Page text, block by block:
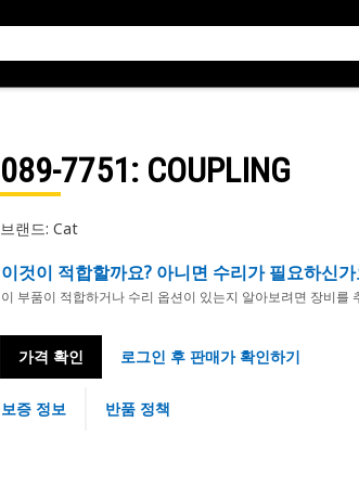
089-7751: COUPLING
브랜드: Cat
이것이 적합할까요? 아니면 수리가 필요하신가
이 부품이 적합하거나 수리 옵션이 있는지 알아보려면 장비를
가격 확인 로그인 후 판매가 확인하기
보증 정보 반품 정책